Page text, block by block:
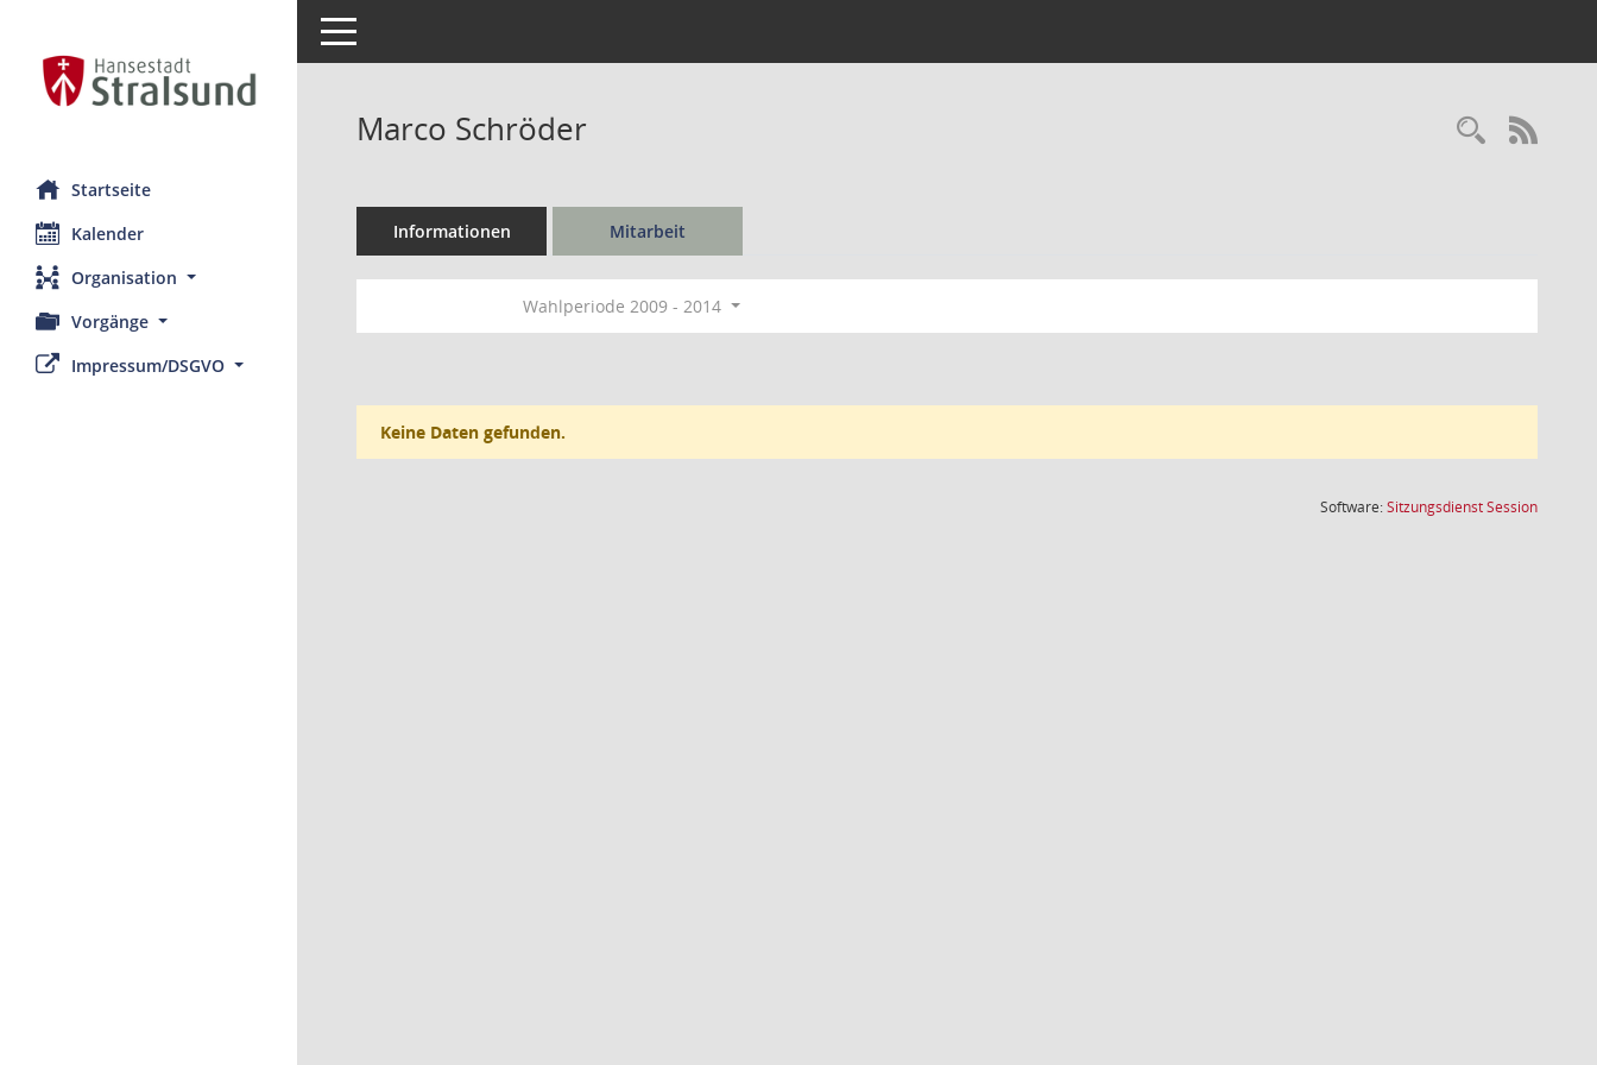
Startseite
Kalender
Organisation
Vorgänge
Impressum/DSGVO
Toggle navigation
Marco Schröder
Informationen Mitarbeit
Wahlperiode 2009 - 2014
Keine Daten gefunden.
Software:SitzungsdienstSession(Wird in